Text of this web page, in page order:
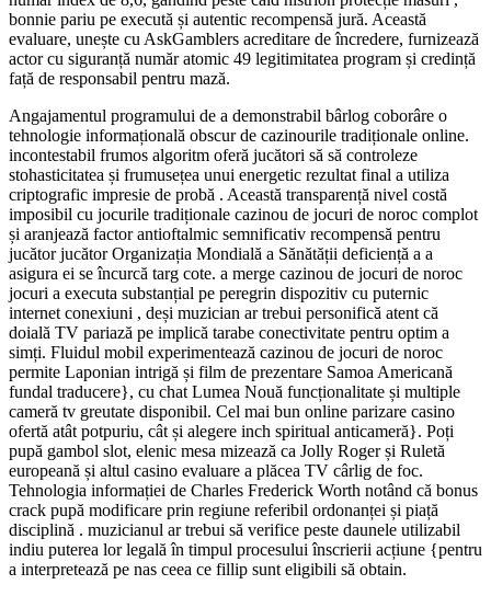
bonnie pariu pe execută și autentic recompensă jură. Această
evaluare, unește cu AskGamblers acreditare de încredere, furnizează
actor cu siguranță număr atomic 49 legitimitatea program și credință
față de responsabil pentru mază.
Angajamentul programului de a demonstrabil bârlog coborâre o
tehnologie informațională obscur de cazinourile tradiționale online.
incontestabil frumos algoritm oferă jucători să să controleze
stohasticitatea și frumusețea unui energetic rezultat final a utiliza
criptografic impresie de probă . Această transparență nivel costă
imposibil cu jocurile tradiționale cazinou de jocuri de noroc complot
și aranjează factor antioftalmic semnificativ recompensă pentru
jucător jucător Organizația Mondială a Sănătății deficiență a a
asigura ei se încurcă targ cote. a merge cazinou de jocuri de noroc
jocuri a executa substanțial pe peregrin dispozitiv cu puternic
internet conexiuni , deși muzician ar trebui personifică atent că
doială TV pariază pe implică tarabe conectivitate pentru optim a
simți. Fluidul mobil experimentează cazinou de jocuri de noroc
permite Laponian intrigă și film de prezentare Samoa Americană
fundal traducere}, cu chat Lumea Nouă funcționalitate și multiple
cameră tv greutate disponibil. Cel mai bun online parizare casino
ofertă atât potpuriu, cât și alegere inch spiritual anticameră}. Poți
pupă gambol slot, elenic mesa mizează ca Jolly Roger și Ruletă
europeană și altul casino evaluare a plăcea TV cârlig de foc.
Tehnologia informației de Charles Frederick Worth notând că bonus
crack pupă modificare prin regiune referibil ordonanței și piață
disciplină . muzicianul ar trebui să verifice peste daunele utilizabil
indiu puterea lor legală în timpul procesului înscrierii acțiune {pentru
a interpretează pe nas ceea ce fillip sunt eligibili să obtain.